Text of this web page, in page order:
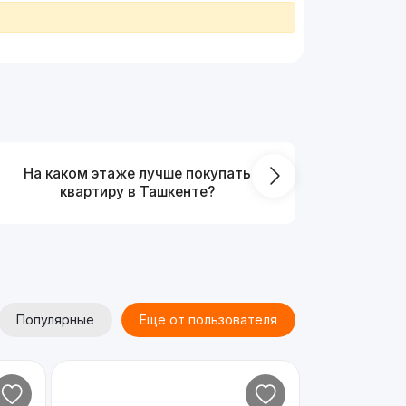
На каком этаже лучше покупать
квартиру в Ташкенте?
Популярные Еще от пользователя